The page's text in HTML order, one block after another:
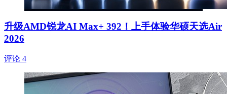
升级AMD锐龙AI Max+ 392！上手体验华硕天选Air
2026
评论 4